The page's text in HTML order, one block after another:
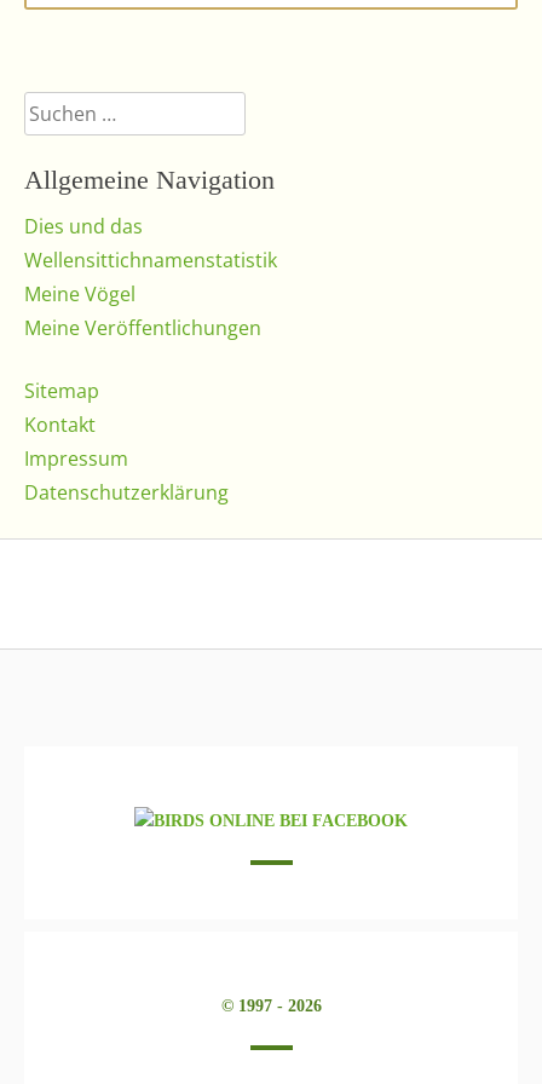
Normal hellgrün, Männchen
Normal dunkelgrün mit 1 Violettfaktor, Weibchen
Farbschlägen wie z. B. Schecken
Suchen
nach:
Allgemeine Navigation
Dies und das
Wellensittichnamenstatistik
Meine Vögel
Meine Veröffentlichungen
Sitemap
Kontakt
Impressum
Datenschutzerklärung
© 1997 - 2026